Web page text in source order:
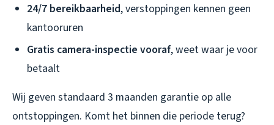
24/7 bereikbaarheid, verstoppingen kennen geen
kantooruren
Gratis camera-inspectie vooraf, weet waar je voor
betaalt
Wij geven standaard 3 maanden garantie op alle
ontstoppingen. Komt het binnen die periode terug?